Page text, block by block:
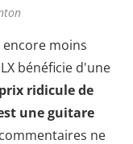
encore moins
bénéficie d'une
ridicule de
une guitare
ne